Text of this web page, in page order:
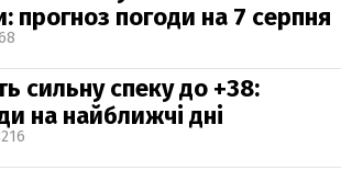
прогноз погоди на 7 серпня
сильну спеку до +38:
на найближчі дні